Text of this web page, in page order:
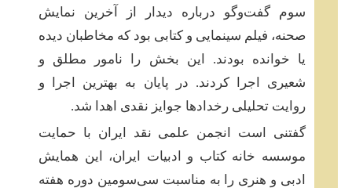
سوم گفت‌وگو درباره‌ دیدار از آخرین نمایش
صحنه، فیلم سینمایی و کتابی بود که مخاطبان دیده
یا خوانده بودند. این بخش را نامور مطلق و
شعیری اجرا کردند. در پایان به بهترین اجرا و
روایت تحلیلی رخداد‌ها جوایز نقدی اهدا شد.
گفتنی است انجمن علمی نقد ایران با حمایت
موسسه‌‌ خانه‌ کتاب و ادبیات ایران، این همایش
ادبی و هنری را به مناسبت سی‌سومین دوره هفته‌